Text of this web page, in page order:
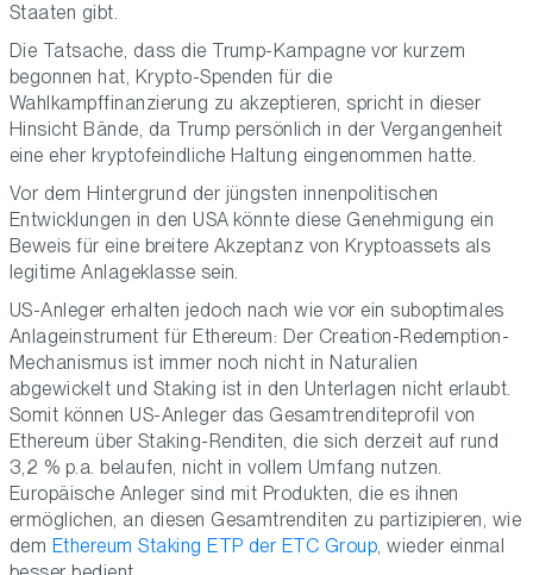
Staaten gibt.
Die Tatsache, dass die Trump-Kampagne vor kurzem
begonnen hat, Krypto-Spenden für die
Wahlkampffinanzierung zu akzeptieren, spricht in dieser
Hinsicht Bände, da Trump persönlich in der Vergangenheit
eine eher kryptofeindliche Haltung eingenommen hatte.
Vor dem Hintergrund der jüngsten innenpolitischen
Entwicklungen in den USA könnte diese Genehmigung ein
Beweis für eine breitere Akzeptanz von Kryptoassets als
legitime Anlageklasse sein.
US-Anleger erhalten jedoch nach wie vor ein suboptimales
Anlageinstrument für Ethereum: Der Creation-Redemption-
Mechanismus ist immer noch nicht in Naturalien
abgewickelt und Staking ist in den Unterlagen nicht erlaubt.
Somit können US-Anleger das Gesamtrenditeprofil von
Ethereum über Staking-Renditen, die sich derzeit auf rund
3,2 % p.a. belaufen, nicht in vollem Umfang nutzen.
Europäische Anleger sind mit Produkten, die es ihnen
ermöglichen, an diesen Gesamtrenditen zu partizipieren, wie
dem Ethereum Staking ETP der ETC Group, wieder einmal